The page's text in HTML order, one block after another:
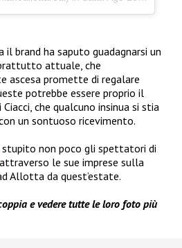
brand ha saputo guadagnarsi un
attuale, che
ascesa promette di regalare
potrebbe essere proprio il
che qualcuno insinua si stia
un sontuoso ricevimento.
stupito non poco gli spettatori di
attraverso le sue imprese sulla
Allotta da quest’estate.
e vedere tutte le loro foto più